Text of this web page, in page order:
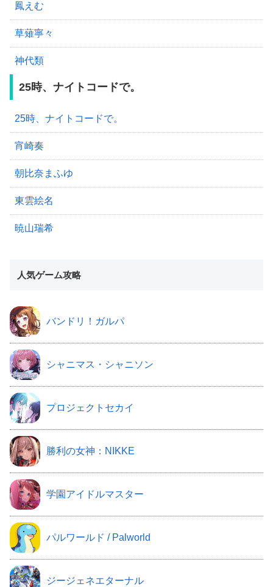
鳳えむ
草薙寧々
神代類
25時、ナイトコードで。
25時、ナイトコードで。
宵崎奏
朝比奈まふゆ
東雲絵名
暁山瑞希
人気ゲーム攻略
バンドリ！ガルパ
シャニマス・シャニソン
プロジェクトセカイ
勝利の女神：NIKKE
学園アイドルマスター
パルワールド / Palworld
ジージェネエターナル